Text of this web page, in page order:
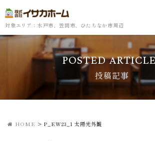
対象エリア：水戸市、笠間市、ひたちなか市周辺
POSTED
投稿記事
HOME > P_EW23_1 太陽光外観